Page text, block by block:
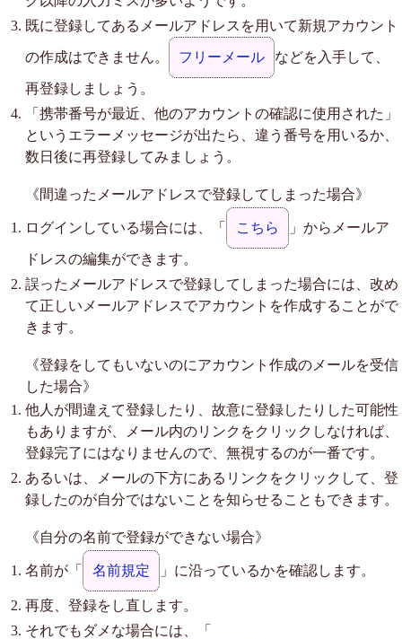
既に登録してあるメールアドレスを用いて新規アカウント
の作成はできません。 フリーメール などを入手して、
再登録しましょう。
「携帯番号が最近、他のアカウントの確認に使用された」
というエラーメッセージが出たら、違う番号を用いるか、
数日後に再登録してみましょう。
《間違ったメールアドレスで登録してしまった場合》
ログインしている場合には、「 こちら 」からメールア
ドレスの編集ができます。
誤ったメールアドレスで登録してしまった場合には、改め
て正しいメールアドレスでアカウントを作成することがで
きます。
《登録をしてもいないのにアカウント作成のメールを受信
した場合》
他人が間違えて登録したり、故意に登録したりした可能性
もありますが、メール内のリンクをクリックしなければ、
登録完了にはなりませんので、無視するのが一番です。
あるいは、メールの下方にあるリンクをクリックして、登
録したのが自分ではないことを知らせることもできます。
《自分の名前で登録ができない場合》
名前が「 名前規定 」に沿っているかを確認します。
再度、登録をし直します。
それでもダメな場合には、「